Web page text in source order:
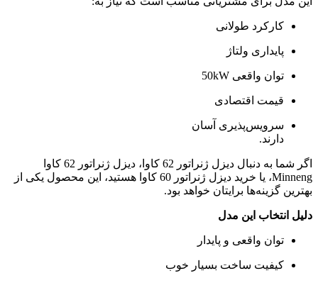
کارکرد طولانی
پایداری ولتاژ
توان واقعی 50kW
قیمت اقتصادی
سرویس‌پذیری آسان
دارند.
اگر شما به دنبال دیزل ژنراتور 62 کاوا، دیزل ژنراتور 62 کاوا
Minneng، یا خرید دیزل ژنراتور 60 کاوا هستید، این محصول یکی از
بهترین گزینه‌ها برایتان خواهد بود.
دلیل انتخاب این مدل
توان واقعی و پایدار
کیفیت ساخت بسیار خوب